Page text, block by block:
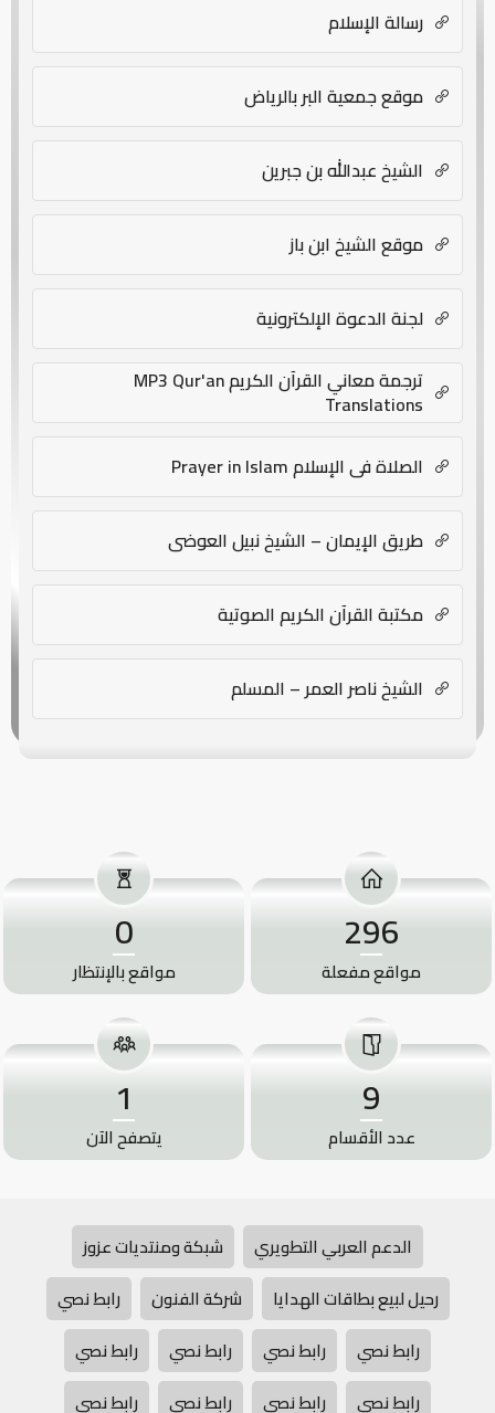
رسالة الإسلام
موقع جمعية البر بالرياض
الشيخ عبدالله بن جبرين
موقع الشيخ ابن باز
لجنة الدعوة الإلكترونية
ترجمة معاني القرآن الكريم MP3 Qur'an
Translations
الصلاة في الإسلام Prayer in Islam
طريق الإيمان – الشيخ نبيل العوضي
مكتبة القرآن الكريم الصوتية
الشيخ ناصر العمر – المسلم
296
مواقع مفعلة
0
مواقع بالإنتظار
9
عدد الأقسام
1
يتصفح الآن
الدعم العربي التطويري
شبكة ومنتديات عزوز
رحيل لبيع بطاقات الهدايا
شركة الفنون
رابط نصي
رابط نصي
رابط نصي رابط نصي
رابط نصي
رابط نصي
رابط نصي رابط نصي رابط نصي